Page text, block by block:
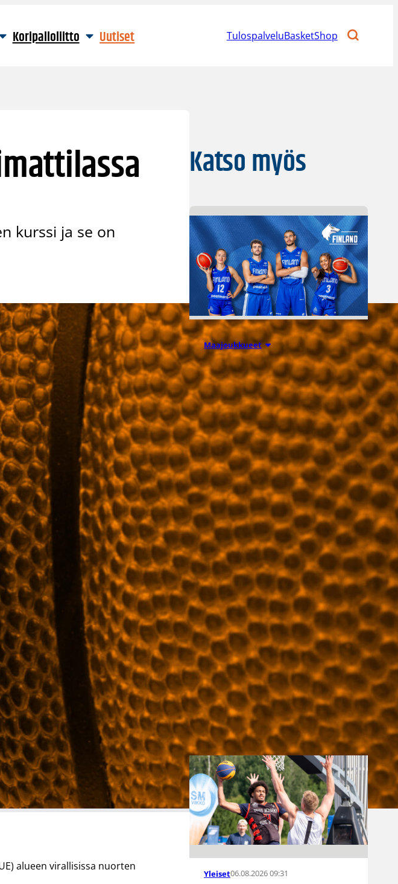
Koripalloliitto Uutiset TulospalveluBasketShop
kurssi ja se on
alueen virallisissa nuorten
Katso myös
Maajoukkueet 06.08.2026 10:14
Edulliset liput
Susijengin ja
Susiladiesin
elokuun
kotimaaottelu
ihin nyt
myynnissä
Susiladiesin elokuun kotiturnaus
ja Susijengin Islanti-
kotimaaottelu lähestyvät.
Susijengin MM-
jatkokarsintaotteluun Ruotsia
vastaan on puolestaan enää
jäljellä kourallinen vierekkäisiä
paikkoja.
Yleiset06.08.2026 09:31